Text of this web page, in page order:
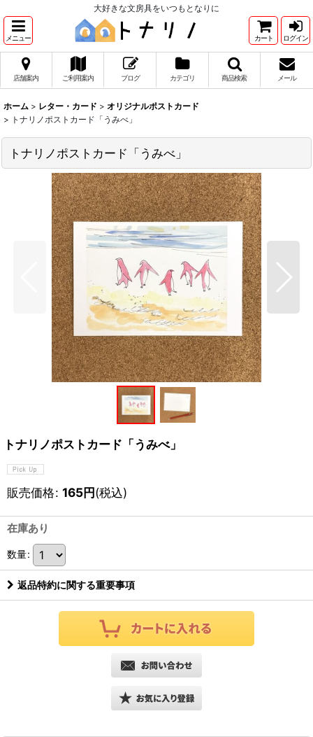
大好きな文房具をいつもとなりに
メニュー カート ログイン
店舗案内 ご利用案内 ブログ カテゴリ 商品検索 メール
ホーム > レター・カード > オリジナルポストカード
> トナリノポストカード「うみべ」
トナリノポストカード「うみべ」
トナリノポストカード「うみべ」
販売価格: 165円(税込)
在庫あり
数量:
返品特約に関する重要事項